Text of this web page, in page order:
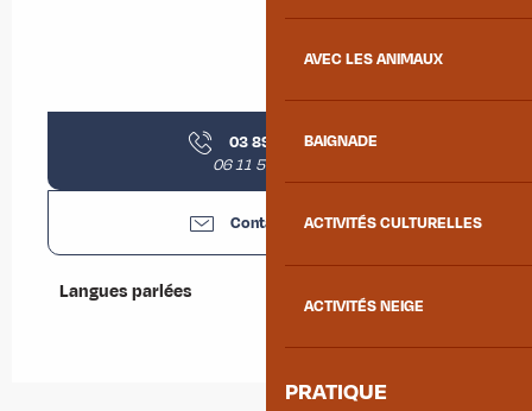
AVEC LES ANIMAUX
BAIGNADE
ACTIVITÉS CULTURELLES
ACTIVITÉS NEIGE
PRATIQUE
03 89 40 40▒▒
06 11 58 22 93
Contactez-nous
Langues parlées
Langues parlées